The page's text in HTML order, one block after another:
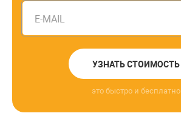
E-MAIL
УЗНАТЬ СТОИМОСТЬ
это быстро и бесплатно